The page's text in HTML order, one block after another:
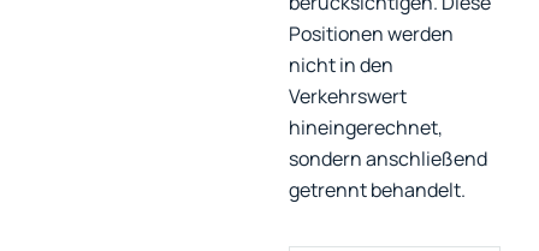
Positionen werden
nicht in den
Verkehrswert
hineingerechnet,
sondern anschließend
getrennt behandelt.